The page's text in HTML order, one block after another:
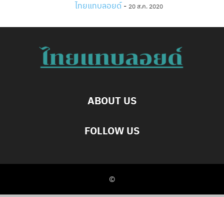
ไทยแทบลอยด์ - 20 ส.ค. 2020
ABOUT US
FOLLOW US
©